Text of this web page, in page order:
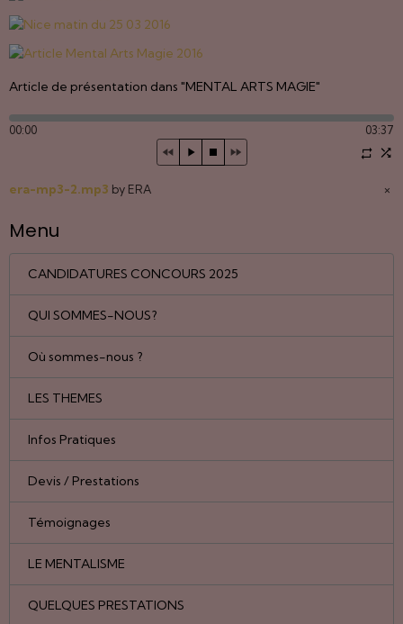
Article de présentation dans "MENTAL ARTS MAGIE"
00:00 03:37
×
era-mp3-2.mp3 by ERA
Menu
CANDIDATURES CONCOURS 2025
QUI SOMMES-NOUS?
Où sommes-nous ?
LES THEMES
Infos Pratiques
Devis / Prestations
Témoignages
LE MENTALISME
QUELQUES PRESTATIONS